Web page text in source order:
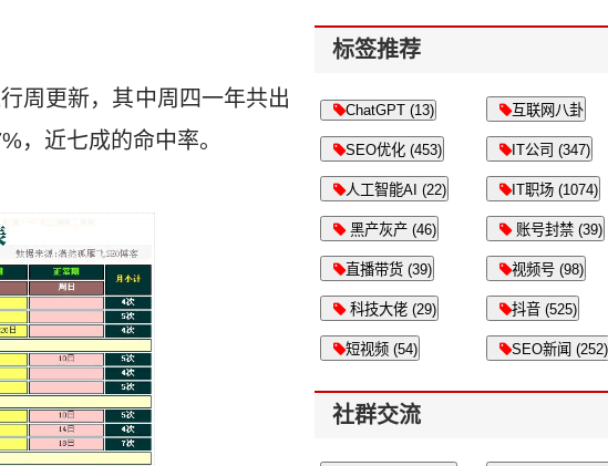
周更新，其中周四一年共出
，近七成的命中率。
标签推荐
ChatGPT (13) 互联网八卦
SEO优化 (453) IT公司 (347)
人工智能AI (22) IT职场 (1074)
黑产灰产 (46) 账号封禁 (39)
直播带货 (39) 视频号 (98)
科技大佬 (29) 抖音 (525)
短视频 (54) SEO新闻 (252)
社群交流